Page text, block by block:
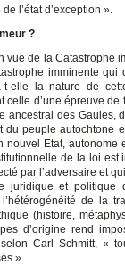
l’état d’exception ».
?
vue de la Catastrophe
imminente qui
t-elle la nature de
d’une épreuve de
des Gaules,
peuple autochtone
nouvel Etat, autonome
de la loi est
par l’adversaire et
juridique et
de la
(histoire,
d’origine rend
Carl Schmitt, «
».